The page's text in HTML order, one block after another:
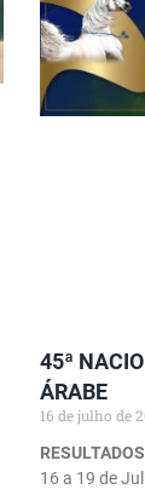
45ª
ÁRABE
16 de julho de
16 a 19 de